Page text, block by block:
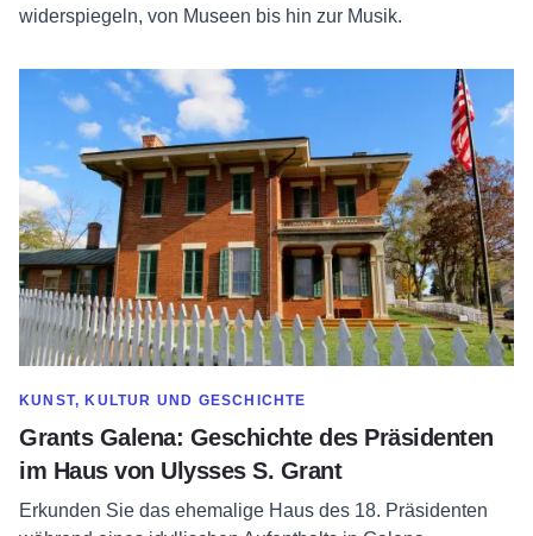
widerspiegeln, von Museen bis hin zur Musik.
MEHR ANZEIGEN IN DER KATEGORIE
KUNST, KULTUR UND GESCHICHTE
Grants Galena: Geschichte des Präsidenten
im Haus von Ulysses S. Grant
Erkunden Sie das ehemalige Haus des 18. Präsidenten
Erfahren Sie mehr über Grants Galena: